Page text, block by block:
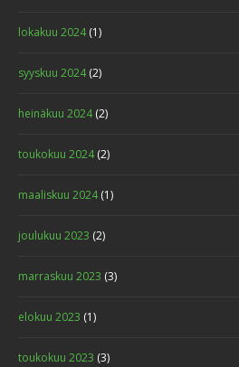
lokakuu 2024(1)
syyskuu 2024(2)
heinäkuu 2024(2)
toukokuu 2024(2)
maaliskuu 2024(1)
joulukuu 2023 (2)
marraskuu 2023 (3)
elokuu 2023 (1)
toukokuu 2023 (3)